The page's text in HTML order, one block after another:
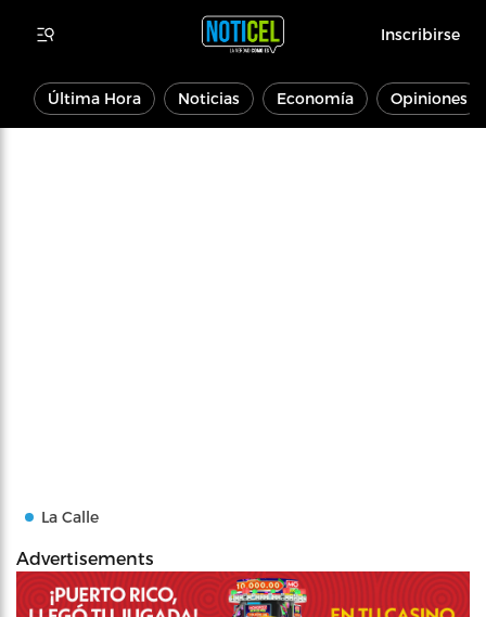
Inscribirse
Última Hora Noticias Economía Opiniones
La Calle
Advertisements